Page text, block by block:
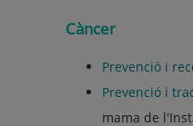
Càncer
Prevenció i
Prevenció i
mama de